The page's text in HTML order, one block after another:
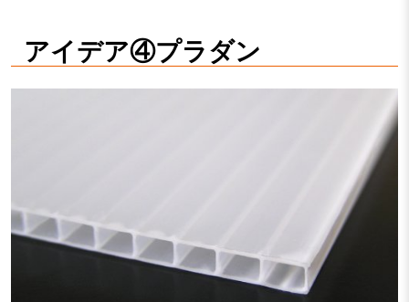
アイデア④プラダン